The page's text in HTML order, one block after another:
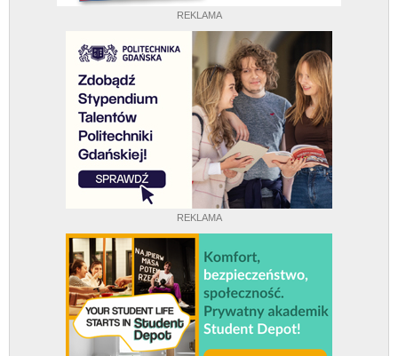
REKLAMA
REKLAMA